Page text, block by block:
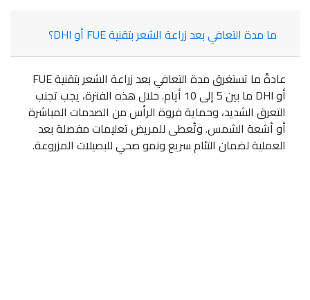
ما مدة التعافي بعد زراعة الشعر بتقنية FUE أو DHI؟
عادةً ما تستغرق مدة التعافي بعد زراعة الشعر بتقنية FUE
أو DHI ما بين 5 إلى 10 أيام. خلال هذه الفترة، يجب تجنب
التعرق الشديد، وحماية فروة الرأس من الصدمات المباشرة
أو أشعة الشمس. وتُعطى للمريض تعليمات مفصلة بعد
العملية لضمان التئام سريع ونمو صحي للبصيلات المزروعة.